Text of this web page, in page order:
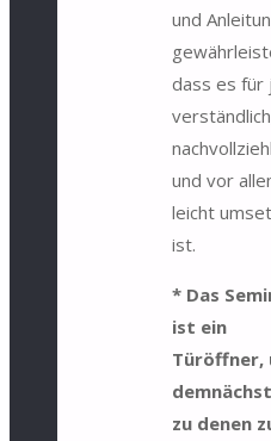
und
dass es für
und vor
leicht
ist.
* Das
ist ein
Türöffner,
zu denen